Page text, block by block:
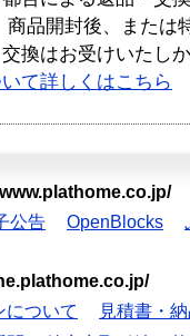
商品開封後、または
換はお受けいたし
て詳しくはこちら
公告 OpenBlocks
について
見積書・